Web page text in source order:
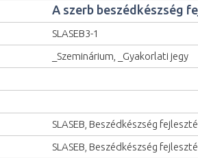
A szerb beszédkészség
SLASEB3-1
_Szeminárium, _Gyakorlati jegy
SLASEB, Beszédkészség
SLASEB, Beszédkészség